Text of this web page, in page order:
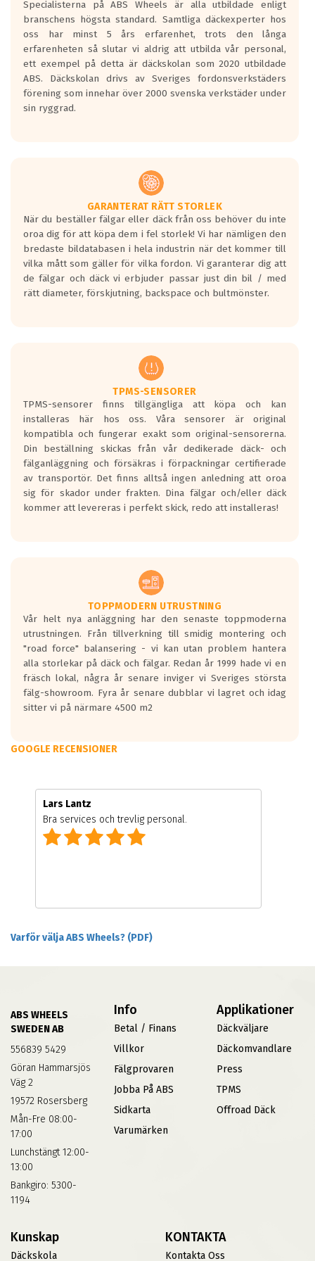
längsta.
Inga D eller G betyg delas ut för
personbilar och lätta lastbilar.
Betyget sätts efter ett test där däcken
skall bromsa in på en väg där det ligger
0.5-1.5 mm vatten.
I 80km/h kommer skillnaden på
Vid körning i över 50km/h brukar
rullmotståndets ljud överträffa
motorljudet.
På däckmärkningen kommer det finnas
en symbol av ett däck med vågar. Hög
bullernivå markeras med svarta vågor
medans de vita vågorna påvisar om det är
ett tyst däck.
regelverket som introduceras år 2016.
Ett däck med två svarta vågor är redan
godkända för år 2016 nya regelverk.
Ett däck med en svart våg kommer vara
minst tre decibel tystare än det
regelverk som börjar gälla 2016.
Specialisterna på ABS Wheels är alla utbildade enligt
branschens högsta standard. Samtliga däckexperter hos
oss har minst 5 års erfarenhet, trots den långa
erfarenheten så slutar vi aldrig att utbilda vår personal,
ett exempel på detta är däckskolan som 2020 utbildade
ABS. Däckskolan drivs av Sveriges fordonsverkstäders
förening som innehar över 2000 svenska verkstäder under
sin ryggrad.
GARANTERAT RÄTT STORLEK
När du beställer fälgar eller däck från oss behöver du inte
oroa dig för att köpa dem i fel storlek! Vi har nämligen den
bredaste bildatabasen i hela industrin när det kommer till
vilka mått som gäller för vilka fordon. Vi garanterar dig att
de fälgar och däck vi erbjuder passar just din bil / med
rätt diameter, förskjutning, backspace och bultmönster.
TPMS-SENSORER
TPMS-sensorer finns tillgängliga att köpa och kan
installeras här hos oss. Våra sensorer är original
kompatibla och fungerar exakt som original-sensorerna.
Din beställning skickas från vår dedikerade däck- och
fälganläggning och försäkras i förpackningar certifierade
av transportör. Det finns alltså ingen anledning att oroa
sig för skador under frakten. Dina fälgar och/eller däck
kommer att levereras i perfekt skick, redo att installeras!
TOPPMODERN UTRUSTNING
Vår helt nya anläggning har den senaste toppmoderna
utrustningen. Från tillverkning till smidig montering och
"road force" balansering - vi kan utan problem hantera
alla storlekar på däck och fälgar. Redan år 1999 hade vi en
fräsch lokal, några år senare inviger vi Sveriges största
fälg-showroom. Fyra år senare dubblar vi lagret och idag
sitter vi på närmare 4500 m2
GOOGLE RECENSIONER
Lars Lantz
Bra services och trevlig personal.
Varför välja ABS Wheels? (PDF)
ABS WHEELS
SWEDEN AB
556839 5429
Göran Hammarsjös
Väg 2
19572 Rosersberg
Mån-Fre 08:00-
17:00
Lunchstängt 12:00-
13:00
Bankgiro: 5300-
1194
Info
Betal / Finans
Villkor
Fälgprovaren
Jobba På ABS
Sidkarta
Varumärken
Applikationer
Däckväljare
Däckomvandlare
Press
TPMS
Offroad Däck
Kunskap
Däckskola
KONTAKTA
Kontakta Oss